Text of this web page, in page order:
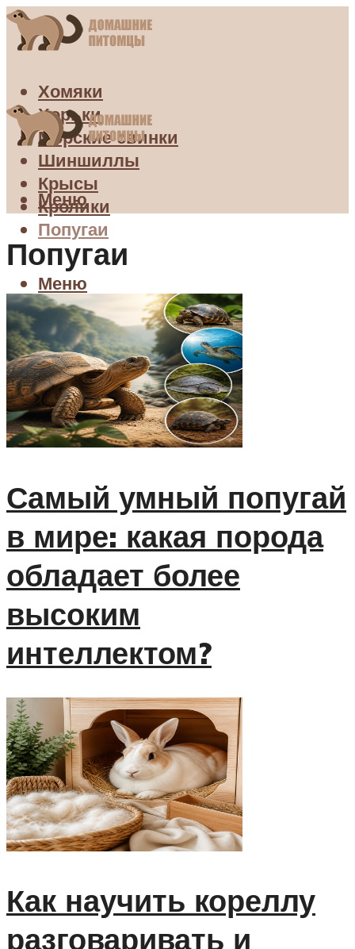
Хомяки
Хорьки
Морские свинки
Шиншиллы
Крысы
Кролики
Попугаи
Меню
Меню
Попугаи
Самый умный попугай
в мире: какая порода
обладает более
высоким
интеллектом?
Как научить кореллу
разговаривать и